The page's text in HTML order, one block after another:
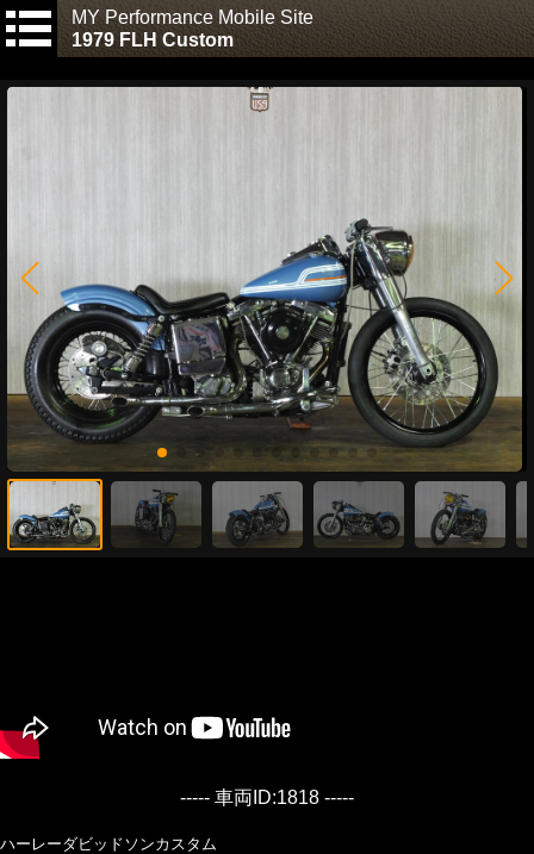
MY Performance Mobile Site
1979 FLH Custom
----- 車両ID:1818 -----
ハーレーダビッドソンカスタム